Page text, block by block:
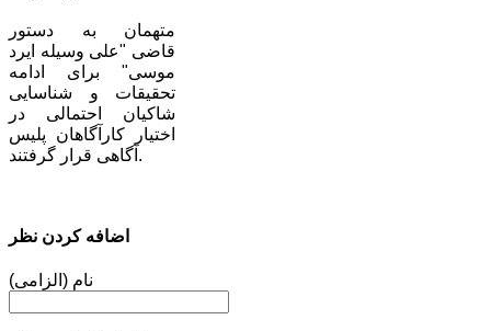
متهمان به دستور
قاضی "علی وسیله ایرد
موسی" برای ادامه
تحقیقات و شناسایی
شاکیان احتمالی در
اختیار کارآگاهان پلیس
آگاهی قرار گرفتند.
اضافه کردن نظر
نام (الزامی)